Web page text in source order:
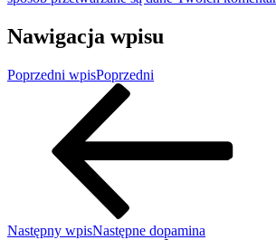
Nawigacja wpisu
Poprzedni wpisPoprzedni
Następny wpisNastępne dopamina